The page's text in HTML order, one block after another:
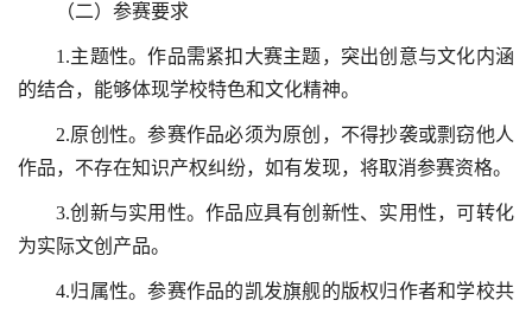
（二）参赛要求
1.主题性。作品需紧扣大赛主题，突出创意与文化内涵
的结合，能够体现学校特色和文化精神。
2.原创性。参赛作品必须为原创，不得抄袭或剽窃他人
作品，不存在知识产权纠纷，如有发现，将取消参赛资格。
3.创新与实用性。作品应具有创新性、实用性，可转化
为实际文创产品。
4.归属性。参赛作品的凯发旗舰的版权归作者和学校共